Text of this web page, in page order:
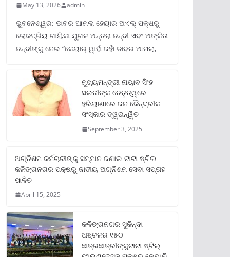
May 13, 2026 admin
ଭୁବନେଶ୍ୱର: ଡାବର ଆମଲା ହେୟାର ଅଏଲ୍ ପକ୍ଷରୁ
ଲୋକପ୍ରିୟ ଗାୟିକା ଯୁଗଳ ଅନ୍ତରା ନନ୍ଦୀ ଏବଂ ଅଙ୍କିତା
ନନ୍ଦୀଙ୍କୁ ନେଇ “କେୟାର୍ ୱାହାଁ ଜହାଁ ଡାବର ଆମଲା,
ମୁଖ୍ୟମନ୍ତ୍ରୀ ନାୟାବ ସିଂହ
ସଇନୀଙ୍କ ନେତୃତ୍ୱରେ
ହରିୟାଣାରେ ଜନ କୈନ୍ଦ୍ରୀକ
ସଂସ୍କାର ତ୍ୱରାନ୍ୱିତ
September 3, 2025
ଅଗ୍ନିଶମ କର୍ମଚାରୀଙ୍କୁ ସମ୍ମାନ ଜଣାଇ ଟାଟା ଷ୍ଟିଲ
କଳିଙ୍ଗନଗର ପକ୍ଷରୁ ଜାତୀୟ ଅଗ୍ନିଶମ ସେବା ସପ୍ତାହ
ପାଳିତ
April 15, 2025
କଳିଙ୍ଗନଗର ସୁକିନ୍ଦା
ଅଞ୍ଚଳର ୧୫୦
ଛାତ୍ରଛାତ୍ରୀଙ୍କୁଟାଟା ଷ୍ଟିଲ୍